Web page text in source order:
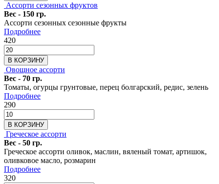
Ассорти сезонных фруктов
Вес - 150 гр.
Ассорти сезонных сезонные фрукты
Подробнее
420
В КОРЗИНУ
Овощное ассорти
Вес - 70 гр.
Томаты, огурцы грунтовые, перец болгарский, редис, зелень
Подробнее
290
В КОРЗИНУ
Греческое ассорти
Вес - 50 гр.
Греческое ассорти оливок, маслин, вяленый томат, артишок,
оливковое масло, розмарин
Подробнее
320